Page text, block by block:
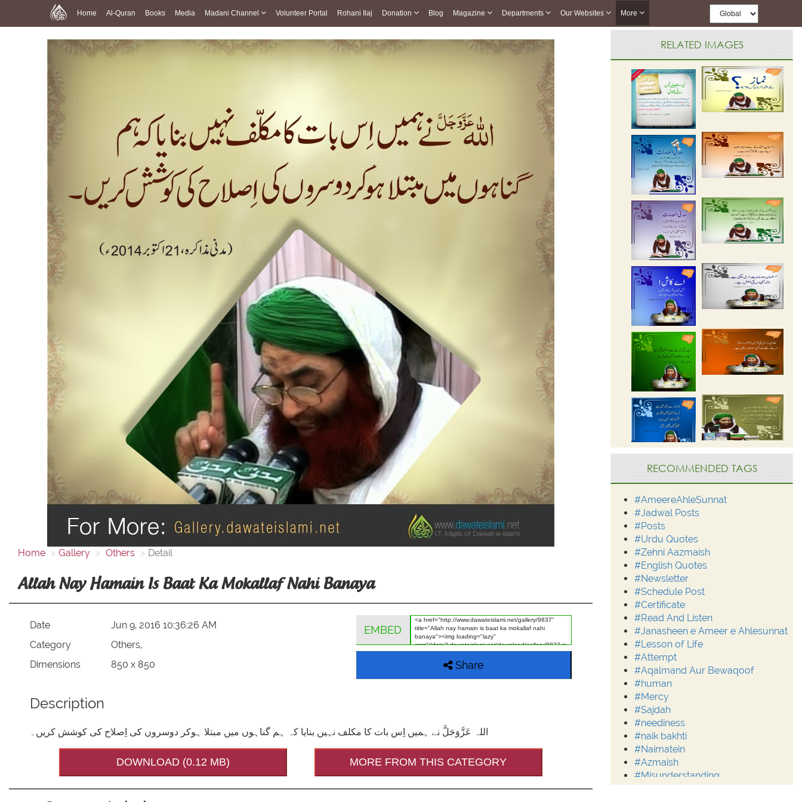
Home Al-Quran Books Media Madani Channel Volunteer Portal Rohani Ilaj Donation Blog Magazine Departments Our Websites More
Home Gallery Others Detail
Allah Nay Hamain Is Baat Ka Mokallaf Nahi Banaya
Date
Jun 9, 2016 10:36:26 AM
Category
Others,
Dimensions
850 x 850
EMBED
Share
Description
اللہ عَزَّوَجَلَّ نے ہمیں اِس بات کا مکلف نہیں بنایا کہ ہم گناہوں میں مبتلا ہوکر دوسروں کی اِصلاح کی کوشش کریں۔
DOWNLOAD (0.12 MB) MORE FROM THIS CATEGORY
RELATED IMAGES
RECOMMENDED TAGS
#AmeereAhleSunnat
#Jadwal Posts
#Posts
#Urdu Quotes
#Zehni Aazmaish
#English Quotes
#Newsletter
#Schedule Post
#Certificate
#Read And Listen
#Janasheen e Ameer e Ahlesunnat
#Lesson of Life
#Attempt
#Aqalmand Aur Bewaqoof
#human
#Mercy
#Sajdah
#neediness
#naik bakhti
#Naimatein
#Azmaish
#Misunderstanding
#Moderation